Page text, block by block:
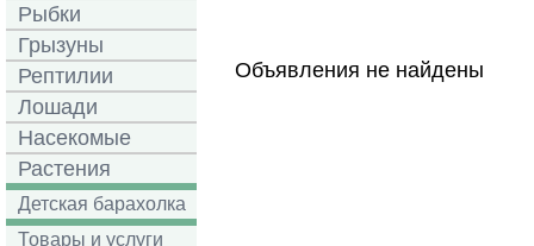
Рыбки
Грызуны
Рептилии
Лошади
Насекомые
Растения
Детская барахолка
Товары и услуги
Объявления не найдены